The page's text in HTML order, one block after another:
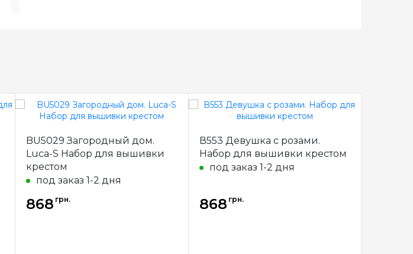
BU5029 Загородный дом.
Luca-S Набор для вышивки
крестом
под заказ 1-2 дня
868 грн.
В553 Девушка с розами.
Набор для вышивки крестом
под заказ 1-2 дня
868 грн.